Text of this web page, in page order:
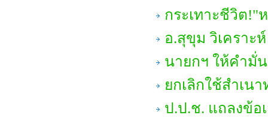
กระเทาะชีวิต!"
อ.สุขุม วิเคราะ
นายกฯ ให้คำมั่
ยกเลิกใช้สำเน
ป.ป.ช. แถลงข้อ